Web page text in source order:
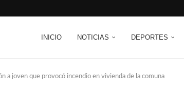
INICIO NOTICIAS DEPORTES
a joven que provocó incendio en vivienda de la comuna